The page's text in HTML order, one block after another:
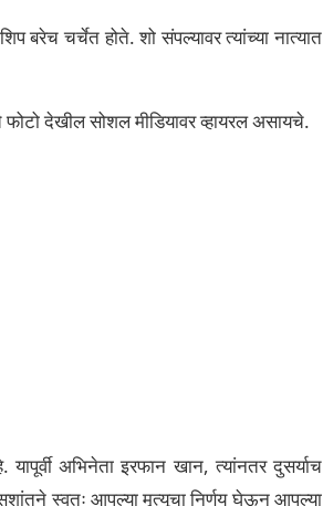
चर्चेत होते. शो संपल्यावर त्यांच्या नात्यात
देखील सोशल मीडियावर व्हायरल असायचे.
अभिनेता इरफान खान, त्यांनतर दुसर्याच
स्वतः आपल्या मृत्यूचा निर्णय घेऊन आपल्या